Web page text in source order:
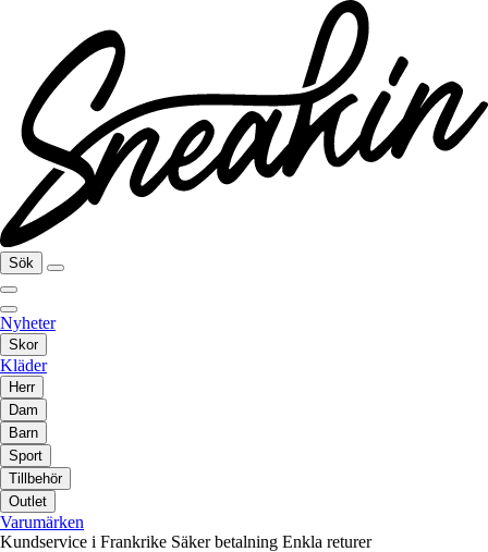
Sök
Nyheter
Skor
Kläder
Herr
Dam
Barn
Sport
Tillbehör
Outlet
Varumärken
Kundservice i Frankrike Säker betalning Enkla returer